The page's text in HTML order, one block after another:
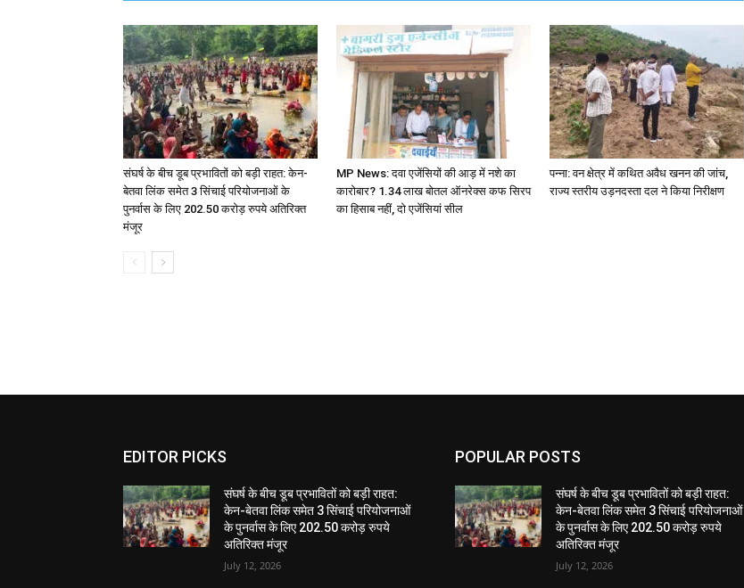
संघर्ष के बीच डूब प्रभावितों को बड़ी राहत: केन-
बेतवा लिंक समेत 3 सिंचाई परियोजनाओं के
पुनर्वास के लिए 202.50 करोड़ रुपये अतिरिक्त
मंजूर
MP News: दवा एजेंसियों की आड़ में नशे का
कारोबार? 1.34 लाख बोतल ऑनरेक्स कफ सिरप
का हिसाब नहीं, दो एजेंसियां सील
पन्ना: वन क्षेत्र में कथित अवैध खनन की जांच,
राज्य स्तरीय उड़नदस्ता दल ने किया निरीक्षण
EDITOR PICKS
संघर्ष के बीच डूब प्रभावितों को बड़ी राहत:
केन-बेतवा लिंक समेत 3 सिंचाई परियोजनाओं
के पुनर्वास के लिए 202.50 करोड़ रुपये
अतिरिक्त मंजूर
July 12, 2026
POPULAR POSTS
संघर्ष के बीच डूब प्रभावितों को बड़ी राहत:
केन-बेतवा लिंक समेत 3 सिंचाई परियोजनाओं
के पुनर्वास के लिए 202.50 करोड़ रुपये
अतिरिक्त मंजूर
July 12, 2026